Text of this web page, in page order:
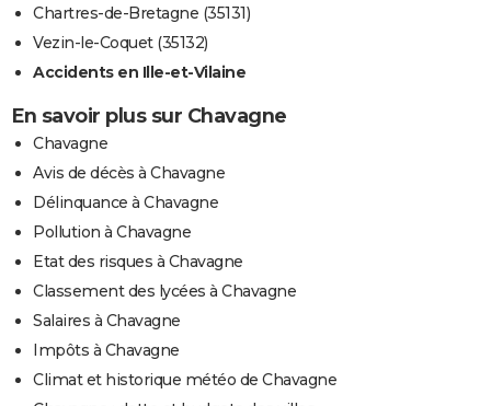
Chartres-de-Bretagne (35131)
Vezin-le-Coquet (35132)
Accidents en Ille-et-Vilaine
En savoir plus sur Chavagne
Chavagne
Avis de décès à Chavagne
Délinquance à Chavagne
Pollution à Chavagne
Etat des risques à Chavagne
Classement des lycées à Chavagne
Salaires à Chavagne
Impôts à Chavagne
Climat et historique météo de Chavagne